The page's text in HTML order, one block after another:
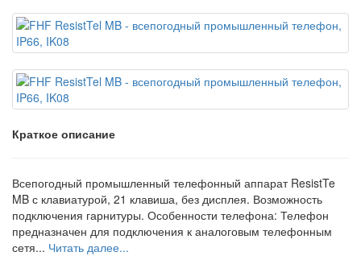
Краткое описание
Всепогодный промышленный телефонный аппарат ResistTe
MB с клавиатурой, 21 клавиша, без дисплея. Возможность
подключения гарнитуры. Особенности телефона: Телефон
предназначен для подключения к аналоговым телефонным
сетя... Читать далее...